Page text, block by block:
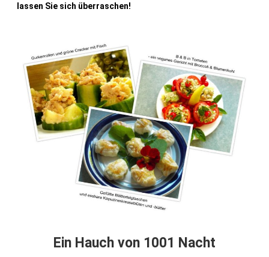
lassen Sie sich überraschen!
Ein Hauch von 1001 Nacht